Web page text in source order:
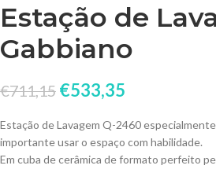
Estação de
Gabbiano
€711,15 €533,35
Estação de Lavagem Q-2460
importante usar o espaço com habilidade.
Em cuba de cerâmica de formato perfeito